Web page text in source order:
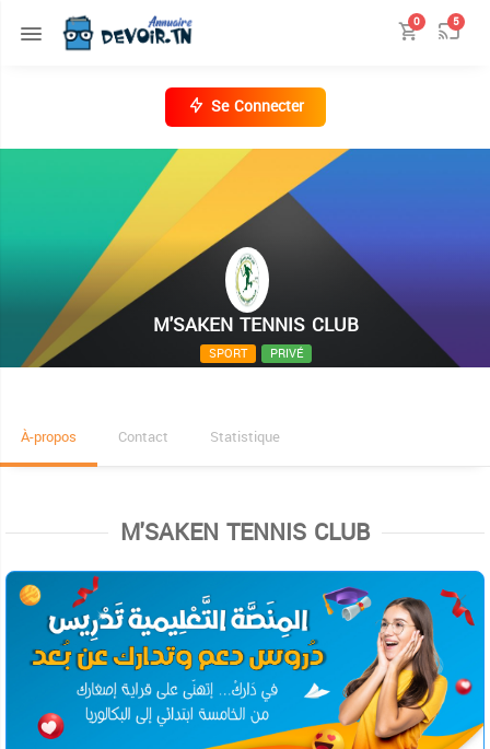
0 5
Se Connecter
M'SAKEN TENNIS CLUB
SPORT PRIVÉ
@
À-propos Contact Statistique
M'SAKEN TENNIS CLUB